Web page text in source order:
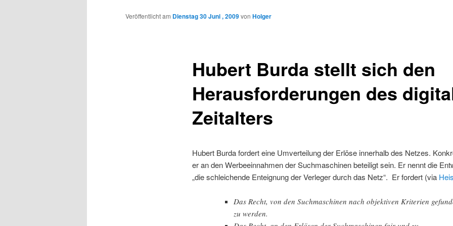
Inhalt
Hubert Burda stellt sich den
Herausforderungen des
Zeitalters
Veröffentlicht am Dienstag 30 Juni , 2009von Holger
Hubert Burda fordert eine Umverteilung der Erlöse innerhalb des Netzes.
er an den Werbeeinnahmen der Suchmaschinen beteiligt sein. Er nennt die
„die schleichende Enteignung der Verleger durch das Netz“. Er fordert (via
Das Recht, von den Suchmaschinen nach objektiven Kriterien
zu werden.